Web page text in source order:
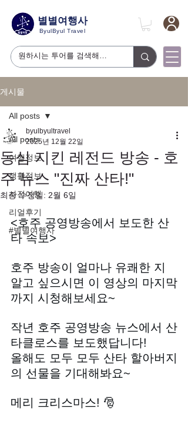
별별여행사
ByulByul Travel
게시물
All posts
여행정보
생활정보
사진여행
리얼후기
#별별여행사
All posts
동심 지킨 레전드 방송 - 호
주 뉴스 "진짜 산타!"
byulbyultravel
2025년 12월 22일
최종 수정일: 2월 6일
<호주 공영방송에서 보도한 산
타 속보>
호주 방송이 얼마나 유쾌한 지
알고 싶으시면 이 영상의 마지막
까지 시청해보세요~
작년 호주 공영방송 뉴스에서 산
타클로스를 보도했답니다!
올해도 모두 모두 산타 할아버지
의 선물을 기대해봐요~
메리 크리스마스! 🎅